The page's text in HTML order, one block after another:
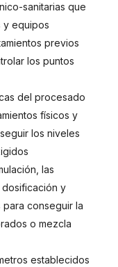
sanitarias que
y equipos
previos
los puntos
del procesado
físicos y
los niveles
las
y
conseguir la
o mezcla
establecidos